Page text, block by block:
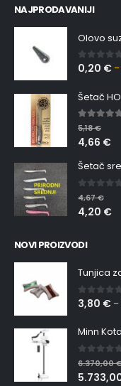
NAJPRODAVANIJI
Olovo
0 out
0,20 € –
5.00
5,18€
4,66 €
0 out
4,67€
4,20 €
NOVI PROIZVODI
Tunjica
0 out
3,80 € –
Minn Kota
0 out
6.370,00